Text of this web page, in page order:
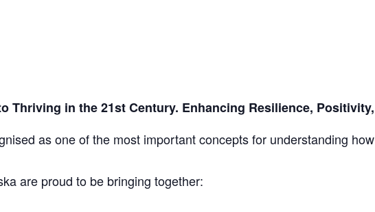
Thriving in the 21st Century. Enhancing Resilience,
as one of the most important concepts for understanding
are proud to be bringing together: